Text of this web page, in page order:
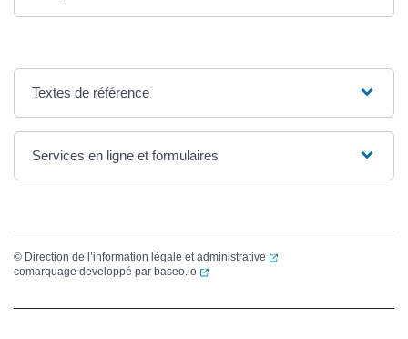
Textes de référence
Services en ligne et formulaires
© Direction de l’information légale et administrative
(ouverture dans un
comarquage developpé par baseo.io (ouverture dans un nouvel onglet)